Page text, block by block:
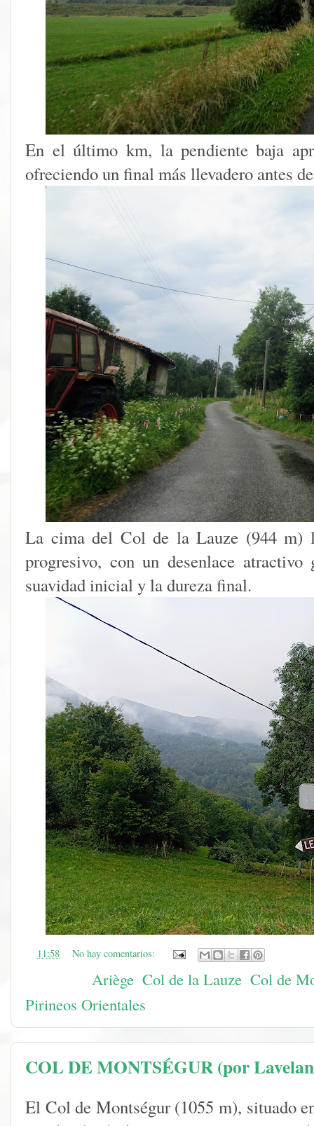
En el último km, la pendiente baja
ofreciendo un final más llevadero antes
La cima del Col de la Lauze (944 m)
progresivo, con un desenlace
suavidad inicial y la dureza final.
11:58 No hay comentarios:
Ariège Col de la Lauze Col de
Pirineos Orientales
COL DE MONTSÉGUR (por
El Col de Montségur (1055 m), situado